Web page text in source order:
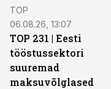
TOP
06.08.26, 13:07
TOP 231 | Eesti
tööstussektori
suuremad
maksuvõlglased